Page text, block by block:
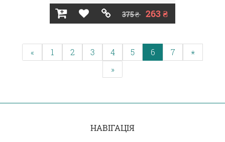
375 ₴ 263 ₴
« 1 2 3 4 5 6 7 *
»
НАВІГАЦІЯ